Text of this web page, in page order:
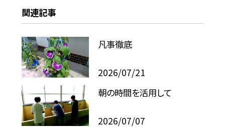
関連記事
凡事徹底
2026/07/21
朝の時間を活用して
2026/07/07